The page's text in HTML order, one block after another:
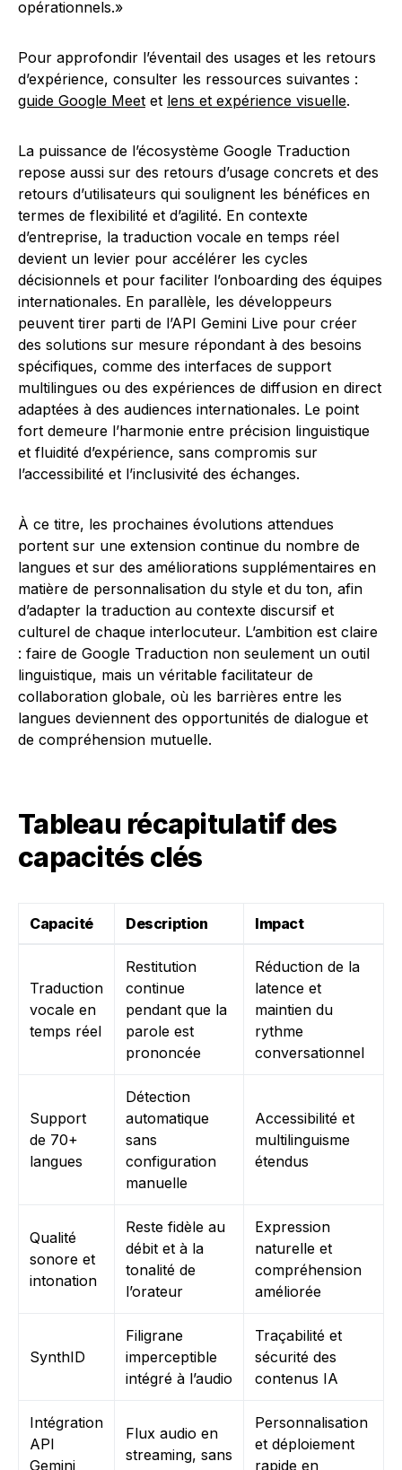
opérationnels.»
Pour approfondir l’éventail des usages et les retours
d’expérience, consulter les ressources suivantes :
guide Google Meet et lens et expérience visuelle.
La puissance de l’écosystème Google Traduction
repose aussi sur des retours d’usage concrets et des
retours d’utilisateurs qui soulignent les bénéfices en
termes de flexibilité et d’agilité. En contexte
d’entreprise, la traduction vocale en temps réel
devient un levier pour accélérer les cycles
décisionnels et pour faciliter l’onboarding des équipes
internationales. En parallèle, les développeurs
peuvent tirer parti de l’API Gemini Live pour créer
des solutions sur mesure répondant à des besoins
spécifiques, comme des interfaces de support
multilingues ou des expériences de diffusion en direct
adaptées à des audiences internationales. Le point
fort demeure l’harmonie entre précision linguistique
et fluidité d’expérience, sans compromis sur
l’accessibilité et l’inclusivité des échanges.
À ce titre, les prochaines évolutions attendues
portent sur une extension continue du nombre de
langues et sur des améliorations supplémentaires en
matière de personnalisation du style et du ton, afin
d’adapter la traduction au contexte discursif et
culturel de chaque interlocuteur. L’ambition est claire
: faire de Google Traduction non seulement un outil
linguistique, mais un véritable facilitateur de
collaboration globale, où les barrières entre les
langues deviennent des opportunités de dialogue et
de compréhension mutuelle.
Tableau récapitulatif des
capacités clés
Capacité Description Impact
Traduction
vocale en
temps réel
Restitution
continue
pendant que la
parole est
prononcée
Réduction de la
latence et
maintien du
rythme
conversationnel
Support
de 70+
langues
Détection
automatique
sans
configuration
manuelle
Accessibilité et
multilinguisme
étendus
Qualité
sonore et
intonation
Reste fidèle au
débit et à la
tonalité de
l’orateur
Expression
naturelle et
compréhension
améliorée
SynthID
Filigrane
imperceptible
intégré à l’audio
Traçabilité et
sécurité des
contenus IA
Intégration
API
Gemini
Flux audio en
streaming, sans
Personnalisation
et déploiement
rapide en